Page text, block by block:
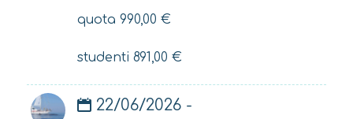
quota 990,00 €
studenti 891,00 €
22/06/2026 -